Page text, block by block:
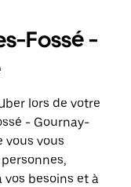
Fossé -
lors de votre
- Gournay-
vous vous
besoins et à